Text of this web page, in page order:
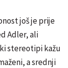
još je prije
Adler, ali
stereotipi kažu
a srednji